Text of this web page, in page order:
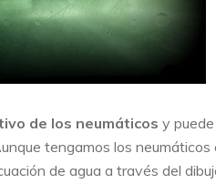
de los neumáticos y
tengamos los
de agua a través del